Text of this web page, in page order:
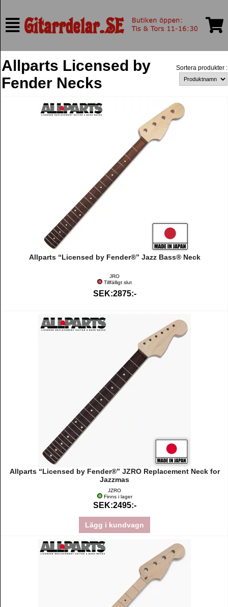
Allparts Licensed by
Fender Necks
Sortera produkter :
Allparts “Licensed by Fender®” Jazz Bass® Neck
JRO
Tillfälligt slut
SEK:2875:-
Allparts “Licensed by Fender®” JZRO Replacement Neck for
Jazzmas
JZRO
Finns i lager
SEK:2495:-
Lägg i kundvagn